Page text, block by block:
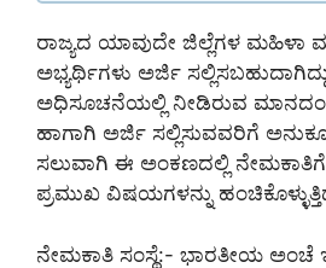
ರಾಜ್ಯದ ಯಾವುದೇ ಜಿಲ್ಲೆಗಳ ಮಹಿಳಾ
ಅಭ್ಯರ್ಥಿಗಳು ಅರ್ಜಿ
ಅಧಿಸೂಚನೆಯಲ್ಲಿ ನೀಡಿರುವ
ಹಾಗಾಗಿ ಅರ್ಜಿ ಸಲ್ಲಿಸುವವರಿಗೆ
ಸಲುವಾಗಿ ಈ ಅಂಕಣದಲ್ಲಿ
ಪ್ರಮುಖ ವಿಷಯಗಳನ್ನು
ನೇಮಕಾತಿ ಸಂಸ್ಥೆ:- ಭಾರತೀಯ ಅಂಚೆ